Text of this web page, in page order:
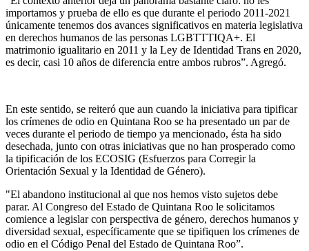
importamos y prueba de ello es que durante el periodo 2011-2021
únicamente tenemos dos avances significativos en materia legislativa
en derechos humanos de las personas LGBTTTIQA+. El
matrimonio igualitario en 2011 y la Ley de Identidad Trans en 2020,
es decir, casi 10 años de diferencia entre ambos rubros”. Agregó.
En este sentido, se reiteró que aun cuando la iniciativa para tipificar
los crímenes de odio en Quintana Roo se ha presentado un par de
veces durante el periodo de tiempo ya mencionado, ésta ha sido
desechada, junto con otras iniciativas que no han prosperado como
la tipificación de los ECOSIG (Esfuerzos para Corregir la
Orientación Sexual y la Identidad de Género).
"El abandono institucional al que nos hemos visto sujetos debe
parar. Al Congreso del Estado de Quintana Roo le solicitamos
comience a legislar con perspectiva de género, derechos humanos y
diversidad sexual, específicamente que se tipifiquen los crímenes de
odio en el Código Penal del Estado de Quintana Roo”.